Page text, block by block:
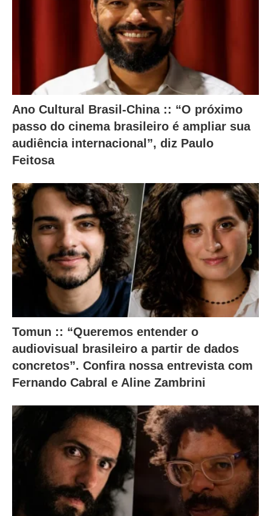
n
t
e
ú
d
o
a
b
a
i
x
Ano Cultural Brasil-China :: “O próximo
passo do cinema brasileiro é ampliar sua
audiência internacional”, diz Paulo
Feitosa
Tomun :: “Queremos entender o
audiovisual brasileiro a partir de dados
concretos”. Confira nossa entrevista com
Fernando Cabral e Aline Zambrini